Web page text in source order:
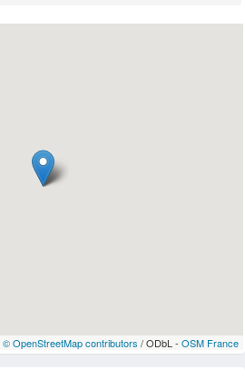
© OpenStreetMap contributors / ODbL - OSM France